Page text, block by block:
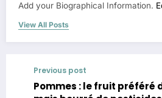
Add your Biographical Information.
View All Posts
Previous post
Pommes : le fruit préféré